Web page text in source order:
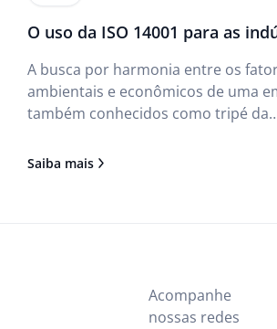
O uso da ISO 14001 para as
A busca por harmonia entre os
ambientais e econômicos de uma
também conhecidos como tripé da
organizações e indústrias, que por
Saiba mais
Acompanhe
nossas redes